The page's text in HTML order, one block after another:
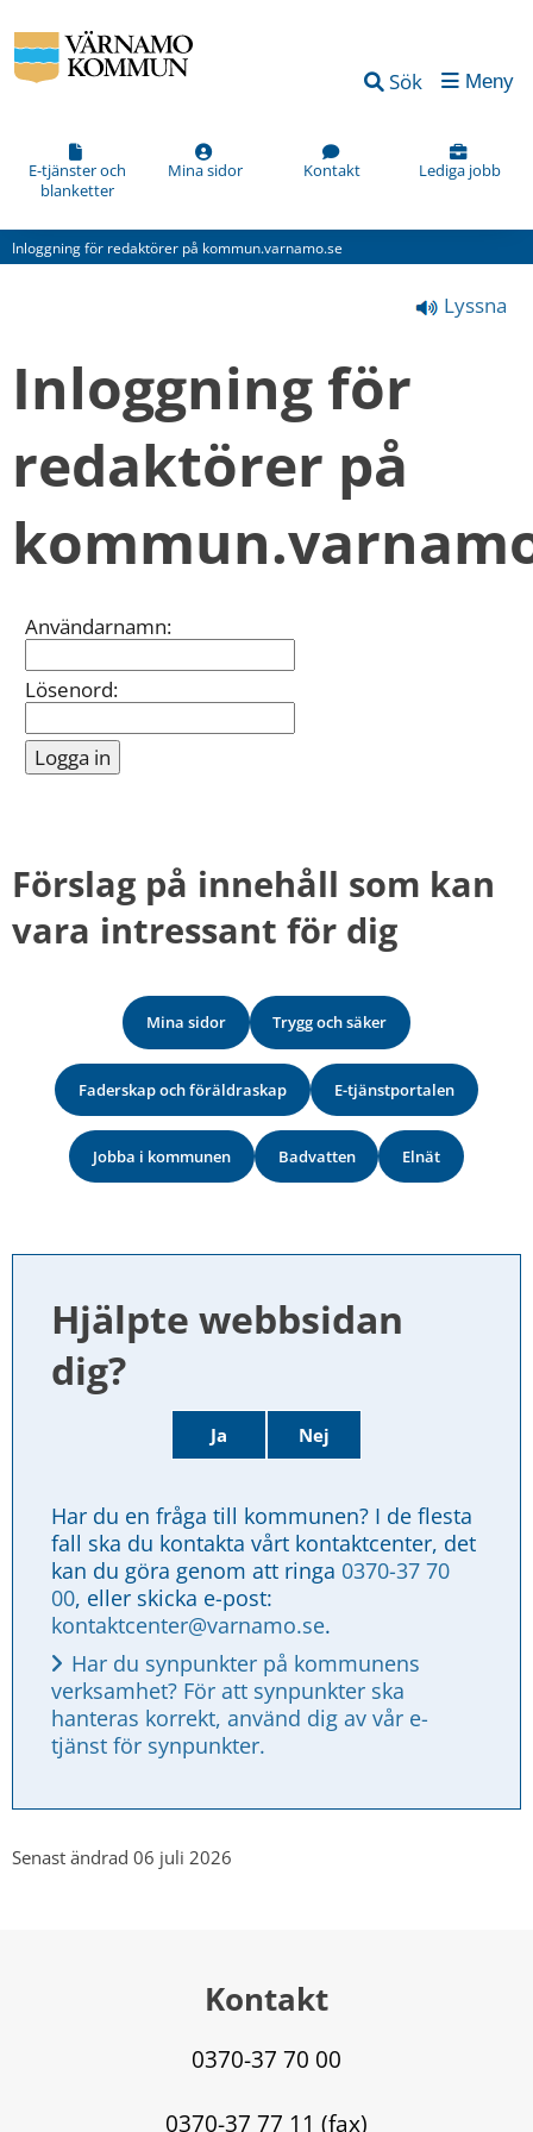
Sök Meny
E-tjänster och
blanketter
Mina sidor Kontakt Lediga jobb
Inloggning för redaktörer på kommun.varnamo.se
Lyssna
Inloggning för
redaktörer på
Inloggning
Användarnamn:
Lösenord:
Förslag på innehåll som kan
vara intressant för dig
Mina sidor Trygg och säker
Faderskap och föräldraskap E-tjänstportalen
Jobba i kommunen Badvatten Elnät
Hjälpte webbsidan
dig?
Ja Nej
Har du en fråga till kommunen? I de flesta
fall ska du kontakta vårt kontaktcenter, det
kan du göra genom att ringa 0370-37 70
00
kontaktcenter@varnamo.se.
Har du synpunkter på kommunens
verksamhet? För att synpunkter ska
hanteras korrekt, använd dig av vår e-
tjänst för synpunkter.
Vad
kan
förbättra
den
här
(obligatorisk)
kan
informationen
bättre
dig?
Webbadress
sidan
Senast ändrad 06 juli 2026
Kontakt
0370-37 70 00
0370-37 77 11 (fax)